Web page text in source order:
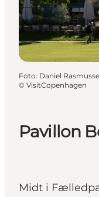
CopenPay
Pavillon
Midt i
Foto: Daniel
© VisitCopenhagen